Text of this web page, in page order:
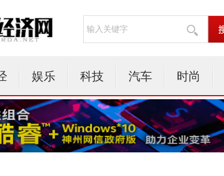
娱乐 科技 汽车 时尚